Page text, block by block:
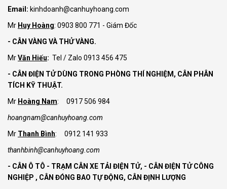
Email: kinhdoanh@canhuyhoang.com
Mr Huy Hoàng: 0903 800 771 - Giám Đốc
- CÂN VÀNG VÀ THỬ VÀNG.
MrVăn Hiếu: Tel / Zalo 0913 456 475
- CÂN ĐIỆN TỬ DÙNG TRONG PHÒNG THÍ NGHIỆM, CÂN PHÂN
TÍCH KỸ THUẬT.
Mr Hoàng Nam: 0917 506 984
hoangnam@canhuyhoang.com
Mr Thanh Bình: 0912 141 933
thanhbinh@canhuyhoang.com
- CÂN Ô TÔ - TRẠM CÂN XE TẢI ĐIỆN TỬ, - CÂN ĐIỆN TỬ CÔNG
NGHIỆP , CÂN ĐÓNG BAO TỰ ĐỘNG, CÂN ĐỊNH LƯỢNG